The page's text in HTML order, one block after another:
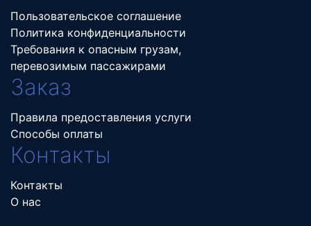
Пользовательское соглашение
Политика конфиденциальности
Требования к опасным грузам,
перевозимым пассажирами
Заказ
Правила предоставления услуги
Способы оплаты
Контакты
Контакты
О нас